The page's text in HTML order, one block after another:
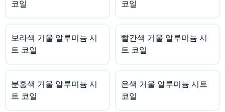
코일
코일
보라색 거울 알루미늄 시
트 코일
빨간색 거울 알루미늄 시
트 코일
분홍색 거울 알루미늄 시
트 코일
은색 거울 알루미늄 시트
코일